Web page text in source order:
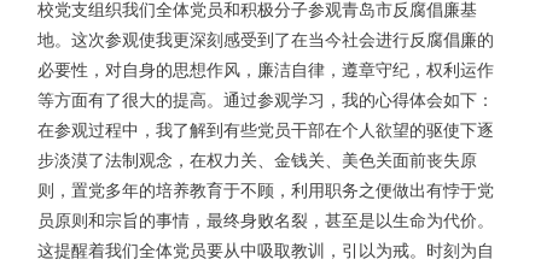
校党支组织我们全体党员和积极分子参观青岛市反腐倡廉基
地。这次参观使我更深刻感受到了在当今社会进行反腐倡廉的
必要性，对自身的思想作风，廉洁自律，遵章守纪，权利运作
等方面有了很大的提高。通过参观学习，我的心得体会如下：
在参观过程中，我了解到有些党员干部在个人欲望的驱使下逐
步淡漠了法制观念，在权力关、金钱关、美色关面前丧失原
则，置党多年的培养教育于不顾，利用职务之便做出有悖于党
员原则和宗旨的事情，最终身败名裂，甚至是以生命为代价。
这提醒着我们全体党员要从中吸取教训，引以为戒。时刻为自